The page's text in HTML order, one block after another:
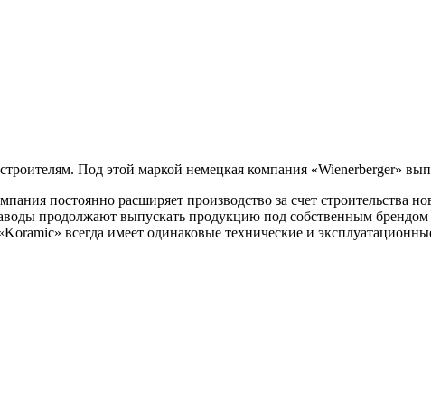
Под этой маркой немецкая компания «Wienerberger»
постоянно расширяет производство за счет строительства
продолжают выпускать продукцию под собственным
всегда имеет одинаковые технические и